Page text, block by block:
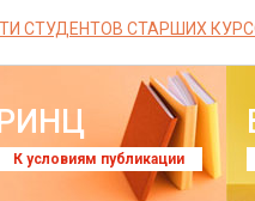
СТУДЕНТОВ СТАРШИХ
К условиям публикации